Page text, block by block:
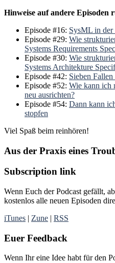
Hinweise auf andere Episoden
Episode #16: SysML in
Episode #29: Wie
Systems Requirements
Episode #30: Wie
Systems Architekture
Episode #42: Sieben
Episode #52: Wie kann ich
neu ausrichten?
Episode #54: Dann kann
stopfen
Viel Spaß beim reinhören!
Aus der Praxis eines
Subscription link
Wenn Euch der Podcast gefällt,
kostenlos alle neuen Episoden
iTunes | Zune | RSS
Euer Feedback
Wenn Ihr eine Idee habt für den